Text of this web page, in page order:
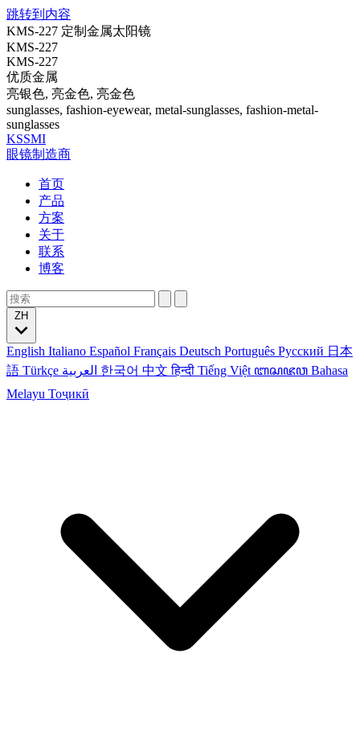
跳转到内容
KMS-227 定制金属太阳镜
KMS-227
KMS-227
优质金属
亮银色, 亮金色, 亮金色
sunglasses, fashion-eyewear, metal-sunglasses, fashion-metal-
sunglasses
KSSMI
眼镜制造商
首页
产品
方案
关于
联系
博客
English Italiano Español Français Deutsch Português Русский 日本
語 Türkçe 한국어 中文हिन्दी Tiếng Việt ꦧꦱꦗꦮ Bahasa
Melayu Тоҷикӣ